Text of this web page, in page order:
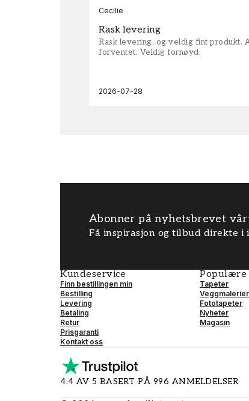
Cecilie
Rask levering
Rask levering, og veldig fint produkt.
forventet. Veldig fornøyd.
2026-07-28
Abonner på nyhetsbrevet
Få inspirasjon og tilbud direkte i
Kundeservice
Finn bestillingen min
Bestilling
Levering
Betaling
Retur
Prisgaranti
Kontakt oss
Populære
Tapeter
Veggmalerier
Fototapeter
Nyheter
Magasin
4.4 AV 5 BASERT PÅ 996 ANMELDELSER